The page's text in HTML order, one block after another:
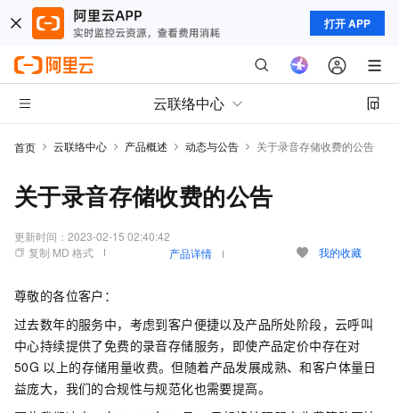
打开 APP
云联络中心
首页 云联络中心 产品概述 动态与公告 关于录音存储收费的公告
关于录音存储收费的公告
更新时间： 2023-02-15 02:40:42
复制 MD 格式
产品详情 我的收藏
尊敬的各位客户：
过去数年的服务中，考虑到客户便捷以及产品所处阶段，云呼叫
中心持续提供了免费的录音存储服务，即使产品定价中存在对
50G 以上的存储用量收费。但随着产品发展成熟、和客户体量日
益庞大，我们的合规性与规范化也需要提高。